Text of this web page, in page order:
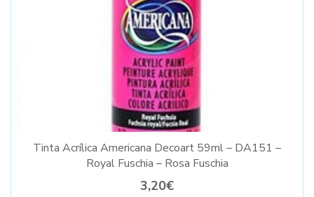
Tinta Acrílica Americana Decoart 59ml – DA151 –
Royal Fuschia – Rosa Fuschia
3,20€